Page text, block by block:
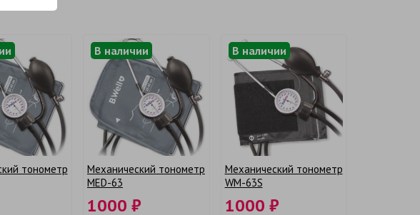
тонометр
В наличии
Механический тонометр
MED-63
1000 ₽
В наличии
Механический тонометр
WM-63S
1000 ₽